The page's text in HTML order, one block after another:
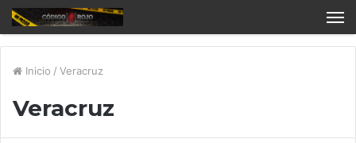
Inicio / Veracruz
Veracruz